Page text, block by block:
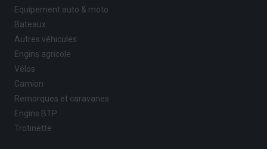
Equipement auto & moto
Bateaux
Autres véhicules
Engins agricole
Vélos
Camion
Remorques et caravanes
Engins BTP
Trotinette